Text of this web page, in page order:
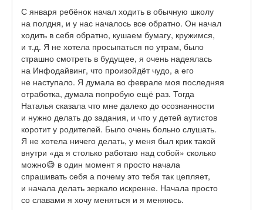
С января ребёнок начал ходить в обычную школу
на полдня, и у нас началось все обратно. Он начал
ходить в себя обратно, кушаем бумагу, кружимся,
и т.д. Я не хотела просыпаться по утрам, было
страшно смотреть в будущее, я очень надеялась
на Инфодайвинг, что произойдёт чудо, а его
не наступало. Я думала во феврале моя последняя
отработка, думала попробую ещё раз. Тогда
Наталья сказала что мне далеко до осознанности
и нужно делать до задания, и что у детей аутистов
коротит у родителей. Было очень больно слушать.
Я не хотела ничего делать, у меня был крик такой
внутри «да я столько работаю над собой» сколько
можно😅 в один момент я просто начала
спрашивать себя а почему это тебя так цепляет,
и начала делать зеркало искренне. Начала просто
со славами я хочу меняться и я меняюсь.